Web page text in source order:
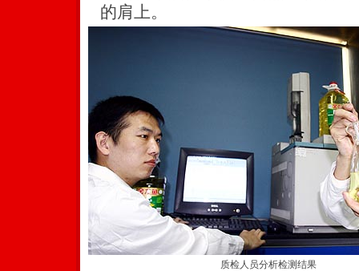
的肩上。
质检人员分析检测结果